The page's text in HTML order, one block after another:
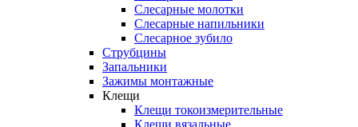
Слесарные молотки
Слесарные напильники
Слесарное зубило
Струбцины
Запальники
Зажимы монтажные
Клещи
Клещи токоизмерительные
Клещи вязальные